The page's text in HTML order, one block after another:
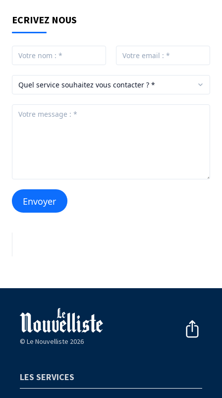
ECRIVEZ NOUS
Envoyer
© Le Nouvelliste 2026
LES SERVICES